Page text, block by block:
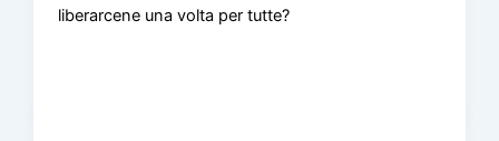
liberarcene una volta per tutte?